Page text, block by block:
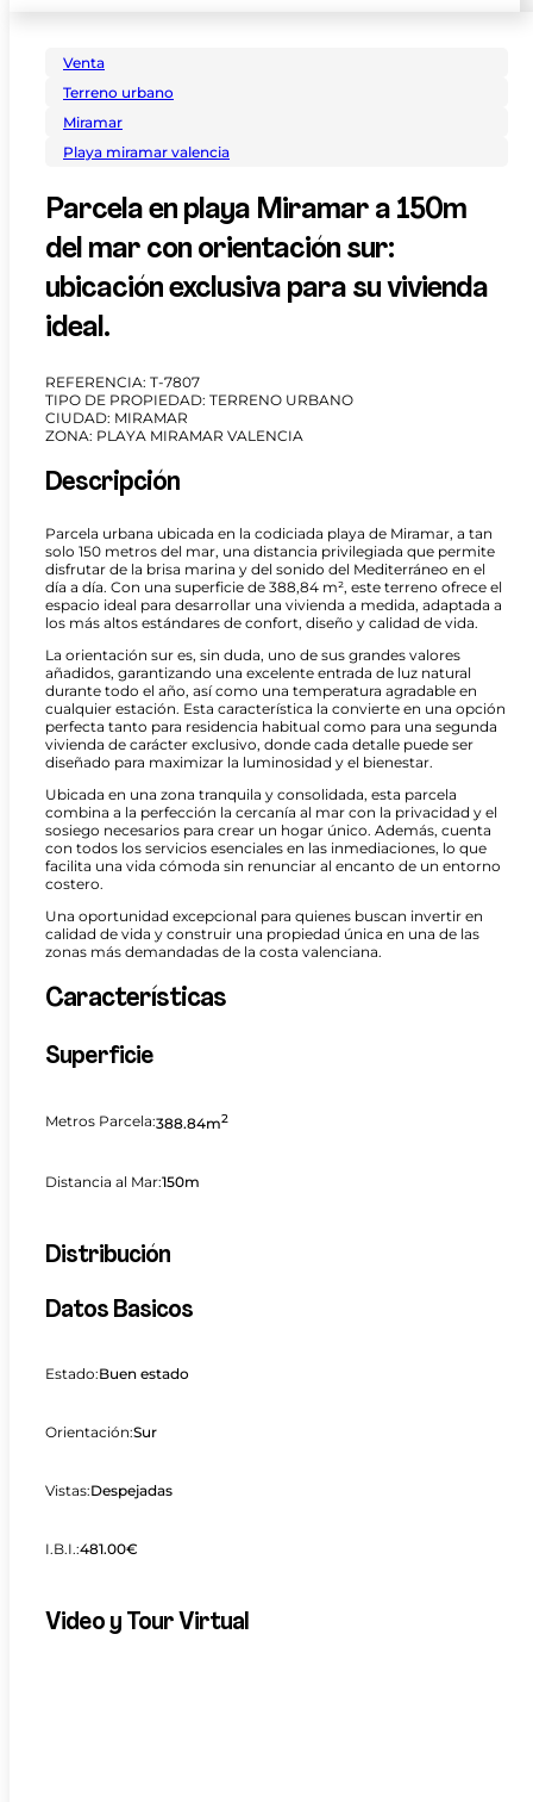
Venta
Terreno urbano
Miramar
Playa miramar valencia
Parcela en playa Miramar a 150m
del mar con orientación sur:
ubicación exclusiva para su vivienda
ideal.
REFERENCIA: T-7807
TIPO DE PROPIEDAD: TERRENO URBANO
CIUDAD: MIRAMAR
ZONA: PLAYA MIRAMAR VALENCIA
Descripción
Parcela urbana ubicada en la codiciada playa de Miramar, a tan
solo 150 metros del mar, una distancia privilegiada que permite
disfrutar de la brisa marina y del sonido del Mediterráneo en el
día a día. Con una superficie de 388,84 m², este terreno ofrece el
espacio ideal para desarrollar una vivienda a medida, adaptada a
los más altos estándares de confort, diseño y calidad de vida.
La orientación sur es, sin duda, uno de sus grandes valores
añadidos, garantizando una excelente entrada de luz natural
durante todo el año, así como una temperatura agradable en
cualquier estación. Esta característica la convierte en una opción
perfecta tanto para residencia habitual como para una segunda
vivienda de carácter exclusivo, donde cada detalle puede ser
diseñado para maximizar la luminosidad y el bienestar.
Ubicada en una zona tranquila y consolidada, esta parcela
combina a la perfección la cercanía al mar con la privacidad y el
sosiego necesarios para crear un hogar único. Además, cuenta
con todos los servicios esenciales en las inmediaciones, lo que
facilita una vida cómoda sin renunciar al encanto de un entorno
costero.
Una oportunidad excepcional para quienes buscan invertir en
calidad de vida y construir una propiedad única en una de las
zonas más demandadas de la costa valenciana.
Características
Superficie
Metros Parcela:388.84m2
Distancia al Mar:150m
Distribución
Datos Basicos
Estado:Buen estado
Orientación:Sur
Vistas:Despejadas
I.B.I.:481.00€
Video y Tour Virtual